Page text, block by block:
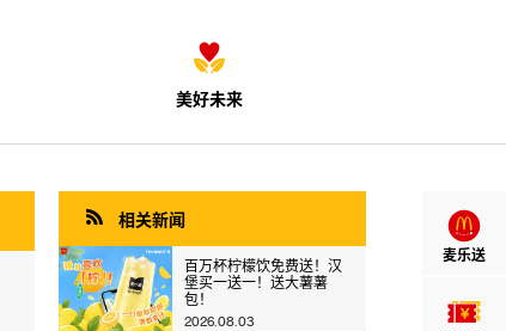
美好未来
麦乐送
 相关新闻
百万杯柠檬饮免费送！汉
堡买一送一！送大薯薯
包！
2026.08.03